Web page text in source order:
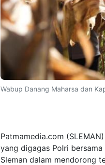
Wabup Danang Maharsa dan
Patmamedia.com (SLEMAN)
yang digagas Polri
Sleman dalam mendorong